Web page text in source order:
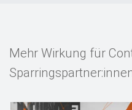
EN
Mehr Wirkung für